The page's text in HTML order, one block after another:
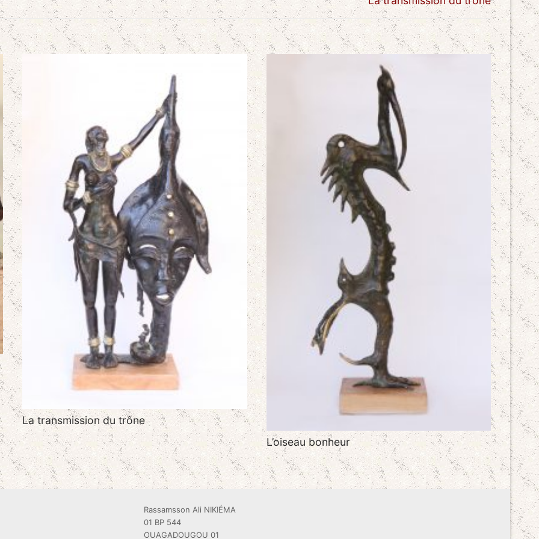
post:
La transmission du trône
L’oiseau bonheur
Rassamsson Ali NIKIÉMA
01 BP 544
OUAGADOUGOU 01